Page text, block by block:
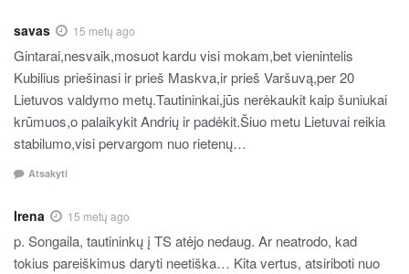
savas 15 metų ago
Gintarai,nesvaik,mosuot kardu visi mokam,bet vienintelis
Kubilius priešinasi ir prieš Maskva,ir prieš Varšuvą,per 20
Lietuvos valdymo metų.Tautininkai,jūs nerėkaukit kaip šuniukai
krūmuos,o palaikykit Andrių ir padėkit.Šiuo metu Lietuvai reikia
stabilumo,visi pervargom nuo rietenų…
Atsakyti
Irena 15 metų ago
p. Songaila, tautininkų į TS atėjo nedaug. Ar neatrodo, kad
tokius pareiškimus daryti neetiška… Kita vertus, atsiriboti nuo